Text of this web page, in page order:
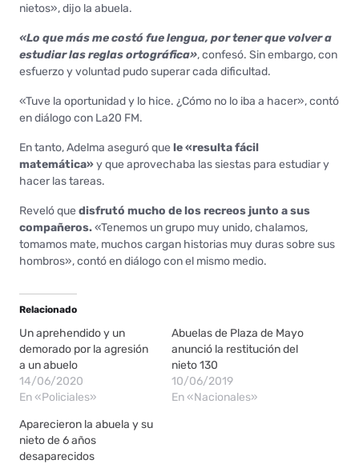
nietos», dijo la abuela.
«Lo que más me costó fue lengua, por tener que volver a
estudiar las reglas ortográfica», confesó. Sin embargo, con
esfuerzo y voluntad pudo superar cada dificultad.
«Tuve la oportunidad y lo hice. ¿Cómo no lo iba a hacer», contó
en diálogo con La20 FM.
En tanto, Adelma aseguró que le «resulta fácil
matemática»y que aprovechaba las siestas para estudiar y
hacer las tareas.
Reveló que disfrutó mucho de los recreos junto a sus
compañeros.«Tenemos un grupo muy unido, chalamos,
tomamos mate, muchos cargan historias muy duras sobre sus
hombros», contó en diálogo con el mismo medio.
Relacionado
Un aprehendido y un
demorado por la agresión
a un abuelo
14/06/2020
En «Policiales»
Abuelas de Plaza de Mayo
anunció la restitución del
nieto 130
10/06/2019
En «Nacionales»
Aparecieron la abuela y su
nieto de 6 años
desaparecidos